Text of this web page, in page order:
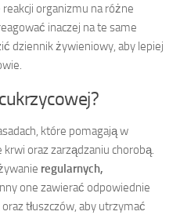
organizmu na różne
inaczej na te same
dziennik żywieniowy, aby lepiej
które pomagają w
oraz zarządzaniu chorobą.
regularnych,
one zawierać odpowiednie
tłuszczów, aby utrzymać